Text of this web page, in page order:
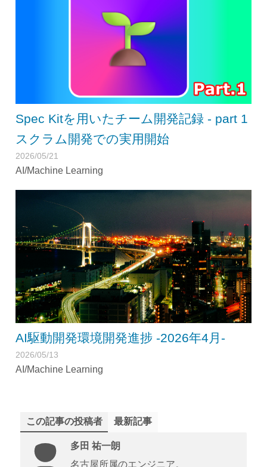
Spec Kitを用いたチーム開発記録 - part 1
スクラム開発での実用開始
2026/05/21
AI/Machine Learning
AI駆動開発環境開発進捗 -2026年4月-
2026/05/13
AI/Machine Learning
この記事の投稿者 最新記事
多田 祐一朗
名古屋所属のエンジニア。